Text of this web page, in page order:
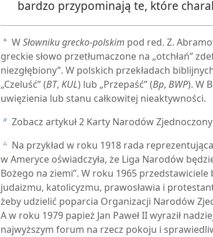
bardzo przypominają te, które
a WSłowniku grecko-polskim pod red. Z.
greckie słowo przetłumaczone na „otchłań”
niezgłębiony”. W polskich przekładach
„Czeluść” ​(BT, KUL) lub „Przepaść” ​(Bp, BWP). W
uwięzienia lub stanu całkowitej nieaktywności.
b Zobacz artykuł 2 Karty Narodów
c Na przykład w roku 1918 rada
w Ameryce oświadczyła, że Liga Narodów
Bożego na ziemi”. W roku 1965
judaizmu, katolicyzmu, prawosławia i
żeby udzielić poparcia Organizacji Narodów
A w roku 1979 papież Jan Paweł II wyraził
najwyższym forum na rzecz pokoju i